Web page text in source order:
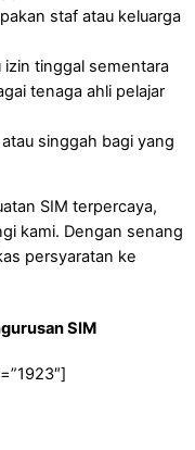
staf atau keluarga
izin tinggal sementara
tenaga ahli pelajar
singgah bagi yang
SIM terpercaya,
kami. Dengan senang
persyaratan ke
SIM